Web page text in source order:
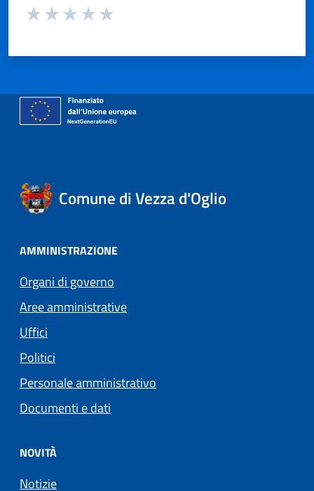
Valuta da 1 a 5 stelle la pagina
Comune di Vezza d'Oglio
AMMINISTRAZIONE
Organi di governo
Aree amministrative
Uffici
Politici
Personale amministrativo
Documenti e dati
NOVITÀ
Notizie